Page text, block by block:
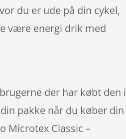
du er ude på din cykel,
være energi drik med
der har købt den i
pakke når du køber din
Microtex Classic –